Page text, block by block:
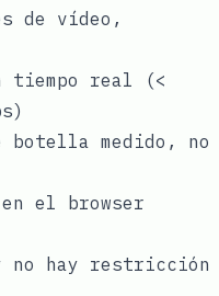
de vídeo,
tiempo real (<
botella medido, no
en el browser
no hay restricción